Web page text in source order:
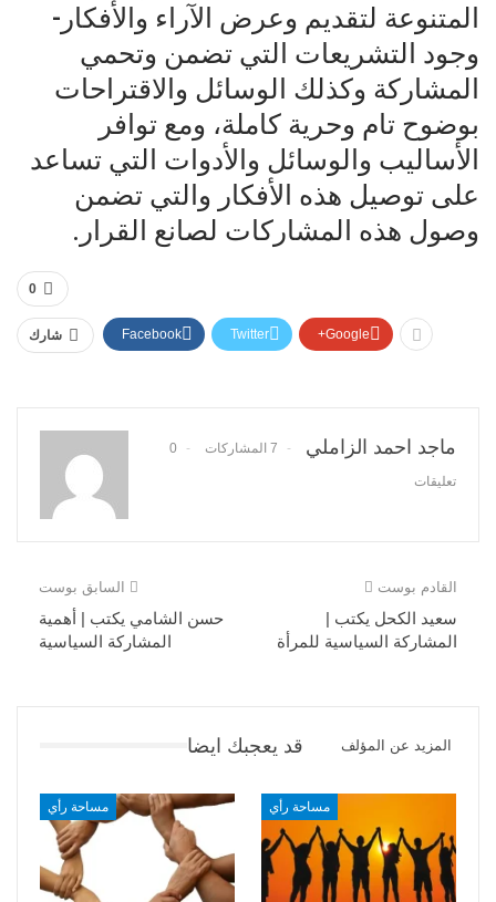
المتنوعة لتقديم وعرض الآراء والأفكار-
وجود التشريعات التي تضمن وتحمي
المشاركة وكذلك الوسائل والاقتراحات
بوضوح تام وحرية كاملة، ومع توافر
الأساليب والوسائل والأدوات التي تساعد
على توصيل هذه الأفكار والتي تضمن
وصول هذه المشاركات لصانع القرار.
0
شارك Facebook Twitter Google+
ماجد احمد الزاملي 7 المشاركات 0
تعليقات
السابق بوست
حسن الشامي يكتب | أهمية
المشاركة السياسية
القادم بوست
سعيد الكحل يكتب |
المشاركة السياسية للمرأة
قد يعجبك ايضا المزيد عن المؤلف
مساحة رأي مساحة رأي